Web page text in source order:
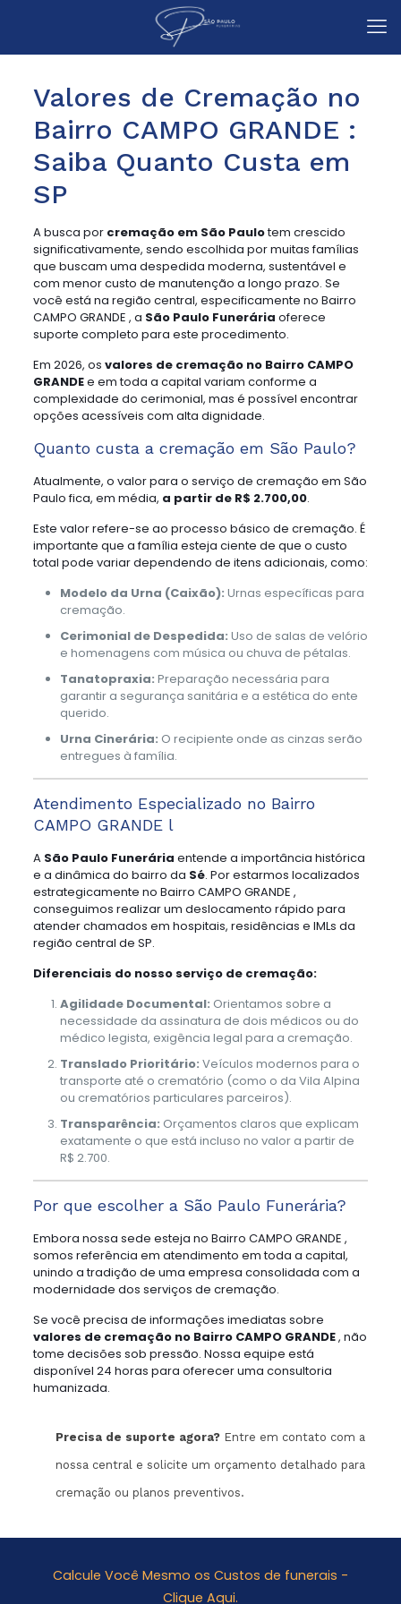
Valores de Cremação no
Bairro CAMPO GRANDE :
Saiba Quanto Custa em
SP
A busca por cremação em São Paulotem crescido
significativamente, sendo escolhida por muitas famílias
que buscam uma despedida moderna, sustentável e
com menor custo de manutenção a longo prazo. Se
você está na região central, especificamente no Bairro
CAMPO GRANDE , a São Paulo Funerária oferece
suporte completo para este procedimento.
Em 2026, os valores de cremação no Bairro CAMPO
GRANDEe em toda a capital variam conforme a
complexidade do cerimonial, mas é possível encontrar
opções acessíveis com alta dignidade.
Quanto custa a cremação em São Paulo?
Atualmente, o valor para o serviço de cremação em São
Paulo fica, em média, a partir de R$ 2.700,00.
Este valor refere-se ao processo básico de cremação. É
importante que a família esteja ciente de que o custo
total pode variar dependendo de itens adicionais, como:
Modelo da Urna (Caixão): Urnas específicas para
cremação.
Cerimonial de Despedida: Uso de salas de velório
e homenagens com música ou chuva de pétalas.
Tanatopraxia: Preparação necessária para
garantir a segurança sanitária e a estética do ente
querido.
Urna Cinerária: O recipiente onde as cinzas serão
entregues à família.
Atendimento Especializado no Bairro
CAMPO GRANDE l
A São Paulo Funerária entende a importância histórica
e a dinâmica do bairro da Sé. Por estarmos localizados
estrategicamente no Bairro CAMPO GRANDE ,
conseguimos realizar um deslocamento rápido para
atender chamados em hospitais, residências e IMLs da
região central de SP.
Diferenciais do nosso serviço de cremação:
Agilidade Documental: Orientamos sobre a
necessidade da assinatura de dois médicos ou do
médico legista, exigência legal para a cremação.
Translado Prioritário: Veículos modernos para o
transporte até o crematório (como o da Vila Alpina
ou crematórios particulares parceiros).
Transparência: Orçamentos claros que explicam
exatamente o que está incluso no valor a partir de
R$ 2.700.
Por que escolher a São Paulo Funerária?
Embora nossa sede esteja no Bairro CAMPO GRANDE ,
somos referência em atendimento em toda a capital,
unindo a tradição de uma empresa consolidada com a
modernidade dos serviços de cremação.
Se você precisa de informações imediatas sobre
valores de cremação no Bairro CAMPO GRANDE, não
tome decisões sob pressão. Nossa equipe está
disponível 24 horas para oferecer uma consultoria
humanizada.
Precisa de suporte agora?Entre em contato com a
nossa central e solicite um orçamento detalhado para
cremação ou planos preventivos.
Calcule Você Mesmo os Custos de funerais -
Clique Aqui.